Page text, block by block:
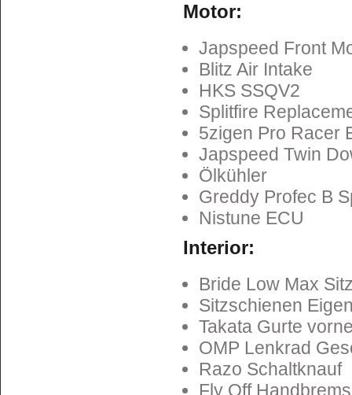
Motor:
Japspeed Front
Blitz Air Intake
HKS SSQV2
Splitfire
5zigen Pro Racer
Japspeed Twin
Ölkühler
Greddy Profec B
Nistune ECU
Interior:
Bride Low Max
Sitzschienen
Takata Gurte
OMP Lenkrad
Razo Schaltknauf
Fly Off